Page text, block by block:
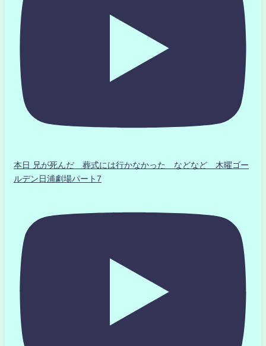
本日 兄が死んだ 葬式には行かなかった などなど 木曜ゴー
ルデン日浦劇場パート7